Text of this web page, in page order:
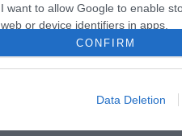
I want to allow Google to enable
web or device identifiers in apps.
I want to allow Google to enable
I want to allow Google to enable
CONFIRM
Data Deletion